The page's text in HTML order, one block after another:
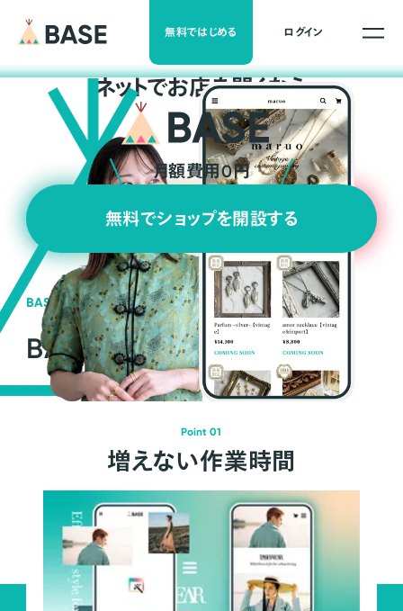
無料ではじめる ログイン
ネットでお店を開くなら
月額費用0円
無料でショップを開設する
BASEの強み
BASEが強い3つの理由
Point 01
増えない作業時間